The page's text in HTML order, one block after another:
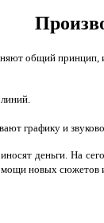
общий
графику и
деньги. На
новых сюжетов